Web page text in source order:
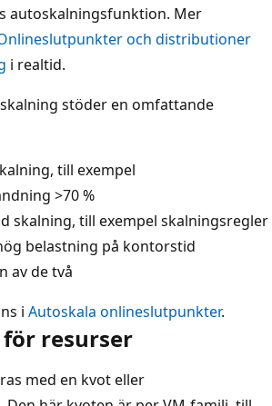
autoskalningsfunktion. Mer
och distributioner
i realtid.
stöder en omfattande
till exempel
>70 %
skalning, till exempel skalningsregler
belastning på kontorstid
av de två
i Autoskala onlineslutpunkter.
resurser
med en kvot eller